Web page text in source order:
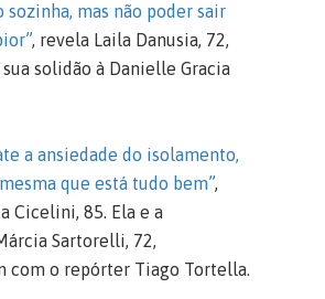
sozinha, mas não poder sair
, revela Laila Danusia, 72,
solidão à Danielle Gracia
a ansiedade do isolamento,
que está tudo bem”,
Cicelini, 85. Ela e a
Sartorelli, 72,
com o repórter Tiago Tortella.